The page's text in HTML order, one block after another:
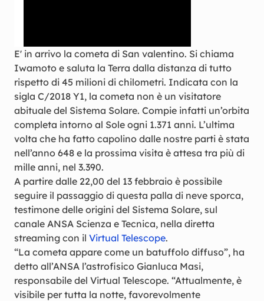
E' in arrivo la cometa di San valentino. Si chiama
Iwamoto e saluta la Terra dalla distanza di tutto
rispetto di 45 milioni di chilometri. Indicata con la
sigla C/2018 Y1, la cometa non è un visitatore
abituale del Sistema Solare. Compie infatti un’orbita
completa intorno al Sole ogni 1.371 anni. L’ultima
volta che ha fatto capolino dalle nostre parti è stata
nell’anno 648 e la prossima visita è attesa tra più di
mille anni, nel 3.390.
A partire dalle 22,00 del 13 febbraio è possibile
seguire il passaggio di questa palla di neve sporca,
testimone delle origini del Sistema Solare, sul
canale ANSA Scienza e Tecnica, nella diretta
streaming con il Virtual Telescope.
“La cometa appare come un batuffolo diffuso”, ha
detto all’ANSA l’astrofisico Gianluca Masi,
responsabile del Virtual Telescope. “Attualmente, è
visibile per tutta la notte, favorevolmente